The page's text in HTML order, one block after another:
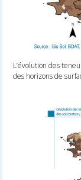
L’évolution des
des horizons de